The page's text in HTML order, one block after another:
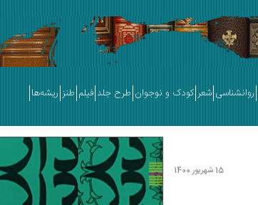
روانشناسی شعر کودک و نوجوان طرح جلد فیلم طنز ریشه‌ها
15 شهریور 1400